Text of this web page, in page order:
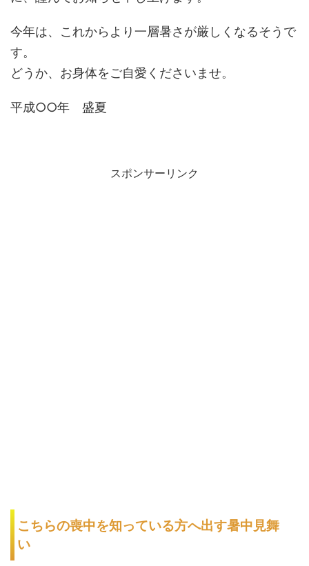
今年は、これからより一層暑さが厳しくなるそうで
す。
どうか、お身体をご自愛くださいませ。
平成○○年 盛夏
スポンサーリンク
こちらの喪中を知っている方へ出す暑中見舞
い